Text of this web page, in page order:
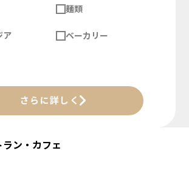
麺類
ア ベーカリー
さらに詳しく
ン・カフェ